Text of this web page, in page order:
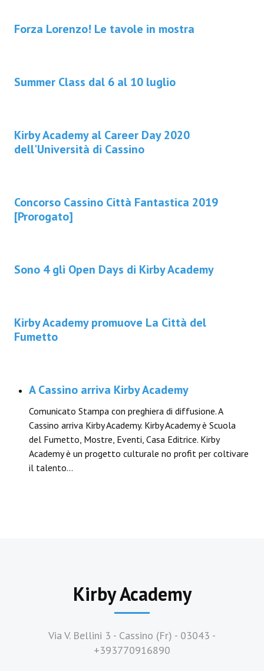
Forza Lorenzo! Le tavole in mostra
Summer Class dal 6 al 10 luglio
Kirby Academy al Career Day 2020
dell'Università di Cassino
Concorso Cassino Città Fantastica 2019
[Prorogato]
Sono 4 gli Open Days di Kirby Academy
Kirby Academy promuove La Città del
Fumetto
A Cassino arriva Kirby Academy
Comunicato Stampa con preghiera di diffusione. A
Cassino arriva Kirby Academy. Kirby Academy è Scuola
del Fumetto, Mostre, Eventi, Casa Editrice. Kirby
Academy è un progetto culturale no profit per coltivare
il talento…
Kirby Academy
Via V. Bellini 3 - Cassino (Fr) - 03043 -
+393770916890